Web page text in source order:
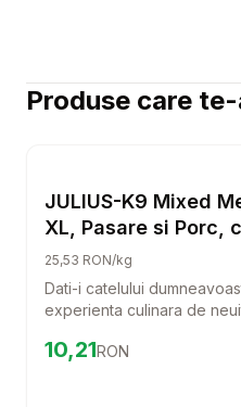
Produse care
JULIUS-K9 Mixed
XL, Pasare si Porc,
hrana umeda caini,
400g
25,53 RON/kg
Dati-i catelului
experienta culinara de
combinatie delicioasa de
Preț:10.21
10,21RON